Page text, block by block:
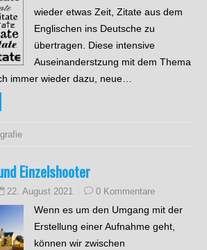
wieder etwas Zeit, Zitate aus dem
Englischen ins Deutsche zu
übertragen. Diese intensive
Auseinanderstzung mit dem Thema
immer wieder dazu, neue…
Einzelshooter
22. August 2021 0 Kommentare
Wenn es um den Umgang mit der
Erstellung einer Aufnahme geht,
können wir zwischen